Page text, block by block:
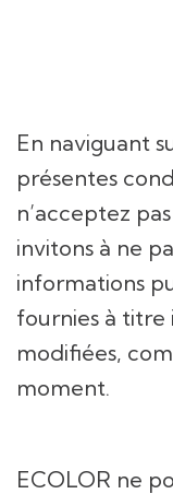
En naviguant
présentes
n’acceptez
invitons à ne
informations
fournies à
modifiées,
moment.
ECOLOR ne